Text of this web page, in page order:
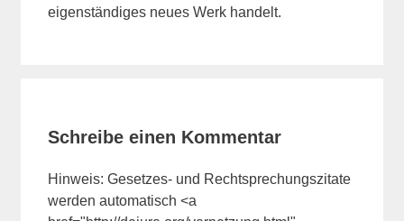
eigenständiges neues Werk handelt.
Schreibe einen Kommentar
Hinweis: Gesetzes- und Rechtsprechungszitate
werden automatisch <a